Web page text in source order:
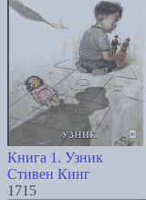
Книга 1. Узник
Стивен Кинг
1715